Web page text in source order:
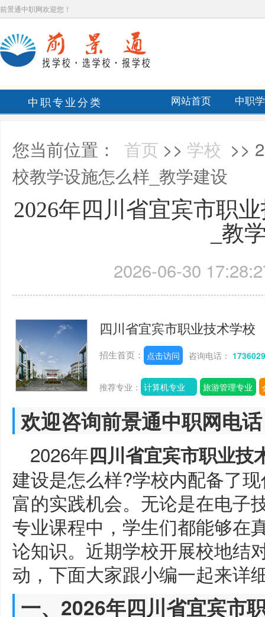
前景通中职网欢迎您！
中职专业分类 网站首页 中职
您当前位置： 首页 >> 学校 >>
校教学设施怎么样_教学建设
2026年四川省宜宾市职
_教
2026-06-30
四川省宜宾市职业技术学校
招生首页： 点击访问 咨询电话：
推荐专业： 计算机专业 旅游管理专业
欢迎咨询前景通中职网电
2026年四川省宜宾市职业技
建设是怎么样?学校内配备了
富的实践机会。无论是在电子
专业课程中，学生们都能够在
论知识。近期学校开展校地结
动，下面大家跟小编一起来详
一、2026年四川省宜宾市